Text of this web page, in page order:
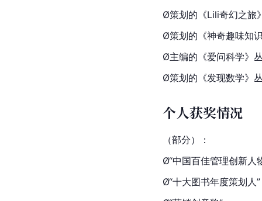
Ø策划的《Lili奇幻之旅
Ø策划的《神奇趣味知
Ø主编的《爱问科学》
Ø策划的《发现数学》
个人获奖情况
（部分）：
Ø“中国百佳管理创新人
Ø“十大图书年度策划人”